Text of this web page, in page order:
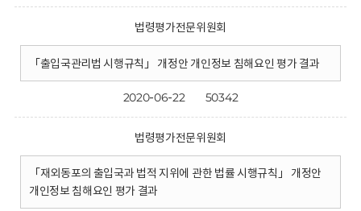
법령평가전문위원회
「출입국관리법 시행규칙」 개정안 개인정보 침해요인 평가 결과
2020-06-22 50342
법령평가전문위원회
「재외동포의 출입국과 법적 지위에 관한 법률 시행규칙」 개정안
개인정보 침해요인 평가 결과